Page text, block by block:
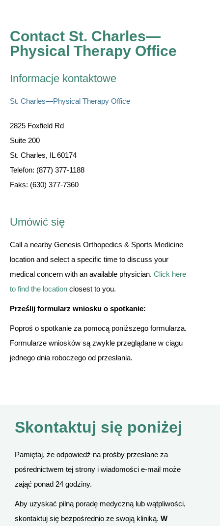
Contact St. Charles—
Physical Therapy Office
Informacje kontaktowe
St. Charles—Physical Therapy Office
2825 Foxfield Rd
Suite 200
St. Charles, IL 60174
Telefon: (877) 377-1188
Faks: (630) 377-7360
Umówić się
Call a nearby Genesis Orthopedics & Sports Medicine
location and select a specific time to discuss your
medical concern with an available physician. Click here
to find the location closest to you.
Prześlij formularz wniosku o spotkanie:
Poproś o spotkanie za pomocą poniższego formularza.
Formularze wniosków są zwykle przeglądane w ciągu
jednego dnia roboczego od przesłania.
Skontaktuj się poniżej
Pamiętaj, że odpowiedź na prośby przesłane za
pośrednictwem tej strony i wiadomości e-mail może
zająć ponad 24 godziny.
Aby uzyskać pilną poradę medyczną lub wątpliwości,
skontaktuj się bezpośrednio ze swoją kliniką. W